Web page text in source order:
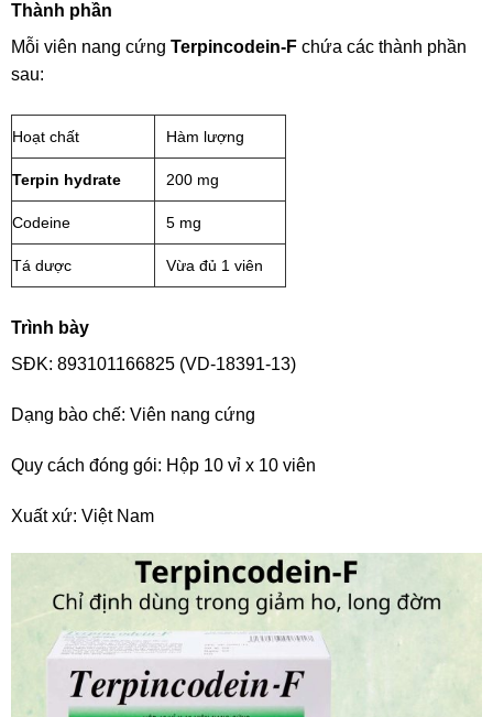
Thành phần
Mỗi viên nang cứng Terpincodein-F chứa các thành phần
sau:
Hoạt chất Hàm lượng
Terpin hydrate 200 mg
Codeine 5 mg
Tá dược Vừa đủ 1 viên
Trình bày
SĐK: 893101166825 (VD-18391-13)
Dạng bào chế: Viên nang cứng
Quy cách đóng gói: Hộp 10 vỉ x 10 viên
Xuất xứ: Việt Nam